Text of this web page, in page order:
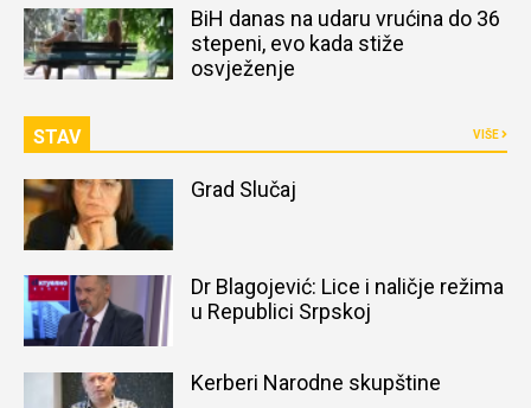
BiH danas na udaru vrućina do 36
stepeni, evo kada stiže
osvježenje
STAV VIŠE
Grad Slučaj
Dr Blagojević: Lice i naličje režima
u Republici Srpskoj
Kerberi Narodne skupštine